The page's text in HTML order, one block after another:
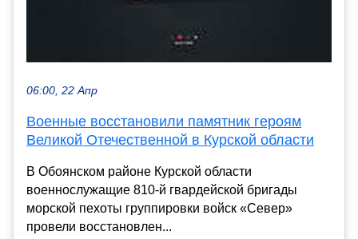
06:00, 22 Апр
Военные восстановили памятник героям
Великой Отечественной в Курской области
В Обоянском районе Курской области
военнослужащие 810-й гвардейской бригады
морской пехоты группировки войск «Север»
провели восстановлен...